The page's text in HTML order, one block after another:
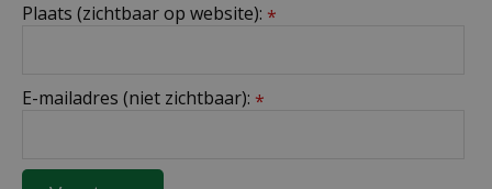
Plaats (zichtbaar op website): *
E-mailadres (niet zichtbaar): *